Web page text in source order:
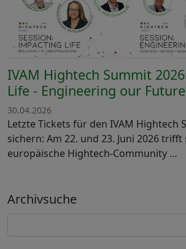
Archivsuche
IVAM Hightech Summit
Life - Engineering our
30.04.2026
Letzte Tickets für den IVAM Hightech
sichern: Am 22. und 23. Juni 2026 trifft
europäische Hightech-Community …